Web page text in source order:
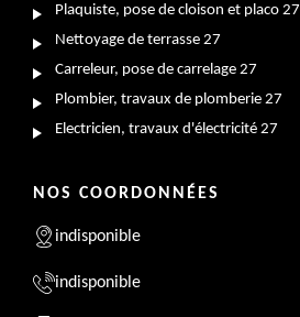
Plaquiste, pose de cloison et placo 27
Nettoyage de terrasse 27
Carreleur, pose de carrelage 27
Plombier, travaux de plomberie 27
Electricien, travaux d'électricité 27
NOS COORDONNÉES
indisponible
indisponible